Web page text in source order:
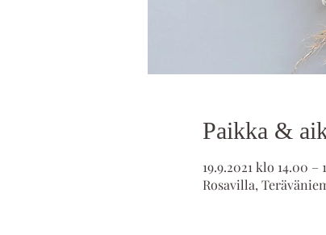
Paikka &
19.9.2021 klo 14.00 –
Rosavilla,